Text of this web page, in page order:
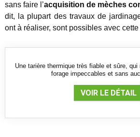
sans faire l’acquisition de mèches
dit, la plupart des travaux de
ont à réaliser, sont possibles avec
Une tarière thermique très fiable et sûre,
forage impeccables et sans
VOIR LE DÉTAIL